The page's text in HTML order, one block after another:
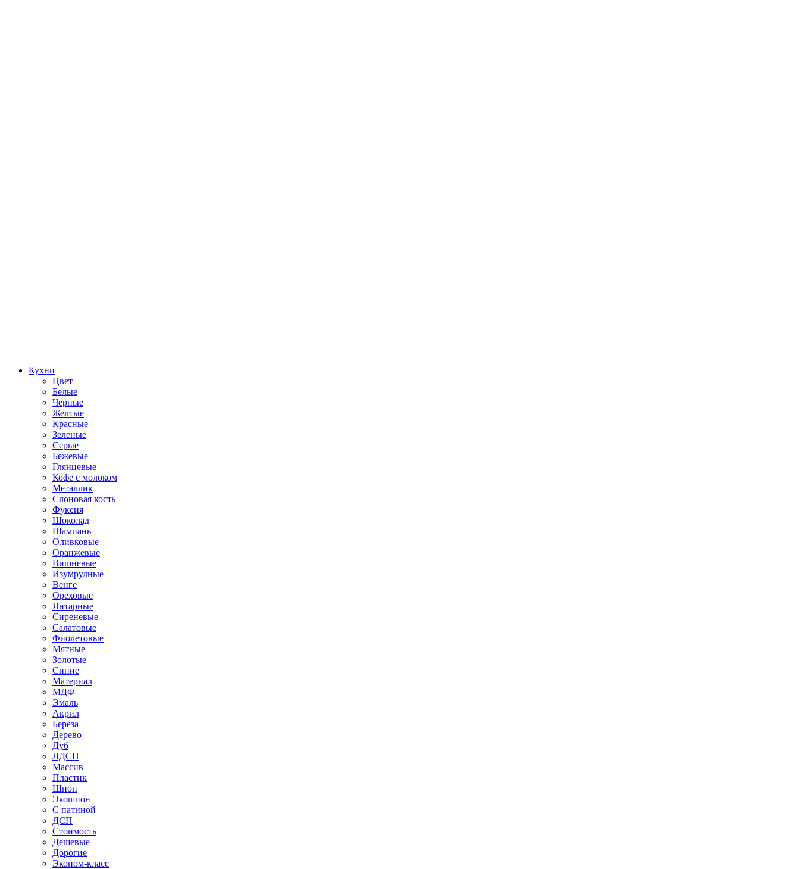
Кухни
Цвет
Белые
Черные
Желтые
Красные
Зеленые
Серые
Бежевые
Глянцевые
Кофе с молоком
Металлик
Слоновая кость
Фуксия
Шоколад
Шампань
Оливковые
Оранжевые
Вишневые
Изумрудные
Венге
Ореховые
Янтарные
Сиреневые
Салатовые
Фиолетовые
Мятные
Золотые
Синие
Материал
МДФ
Эмаль
Акрил
Береза
Дерево
Дуб
ЛДСП
Массив
Пластик
Шпон
Экошпон
С патиной
ДСП
Стоимость
Дешевые
Дорогие
Эконом-класс